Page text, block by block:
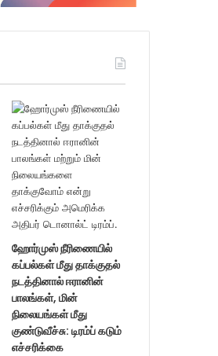
ஹோர்முஸ் நீரிணையில்
கப்பல்கள் மீது தாக்குதல்
நடத்தினால் ஈரானின்
பாலங்கள், மின்
நிலையங்கள் மீது
குண்டுவீச்சு: டிரம்ப் கடும்
எச்சரிக்கை